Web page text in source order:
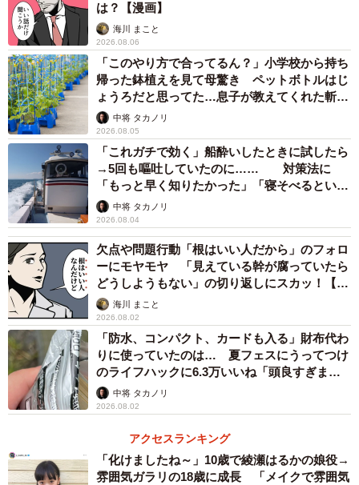
は？【漫画】
海川 まこと
2026.08.06
「このやり方で合ってるん？」小学校から持ち
帰った鉢植えを見て母驚き ペットボトルはじ
ょうろだと思ってた…息子が教えてくれた斬新
な水やりとは
中将 タカノリ
2026.08.05
「これガチで効く」船酔いしたときに試したら
→5回も嘔吐していたのに…… 対策法に
「もっと早く知りたかった」「寝そべるといい
らしい」
中将 タカノリ
2026.08.04
欠点や問題行動「根はいい人だから」のフォロ
ーにモヤモヤ 「見えている幹が腐っていたら
どうしようもない」の切り返しにスカッ！【漫
画】海川 まこと
2026.08.02
「防水、コンパクト、カードも入る」財布代わ
りに使っていたのは… 夏フェスにうってつけ
のライフハックに6.3万いいね「頭良すぎま
す」中将 タカノリ
2026.08.02
アクセスランキング
「化けましたね～」10歳で綾瀬はるかの娘役→
雰囲気ガラリの18歳に成長 「メイクで雰囲気